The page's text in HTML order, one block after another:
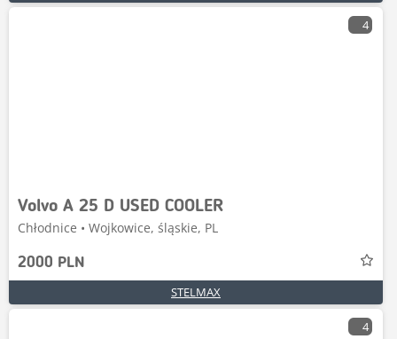
4
Volvo A 25 D USED COOLER
Chłodnice • Wojkowice, śląskie, PL
2000 PLN
STELMAX
4